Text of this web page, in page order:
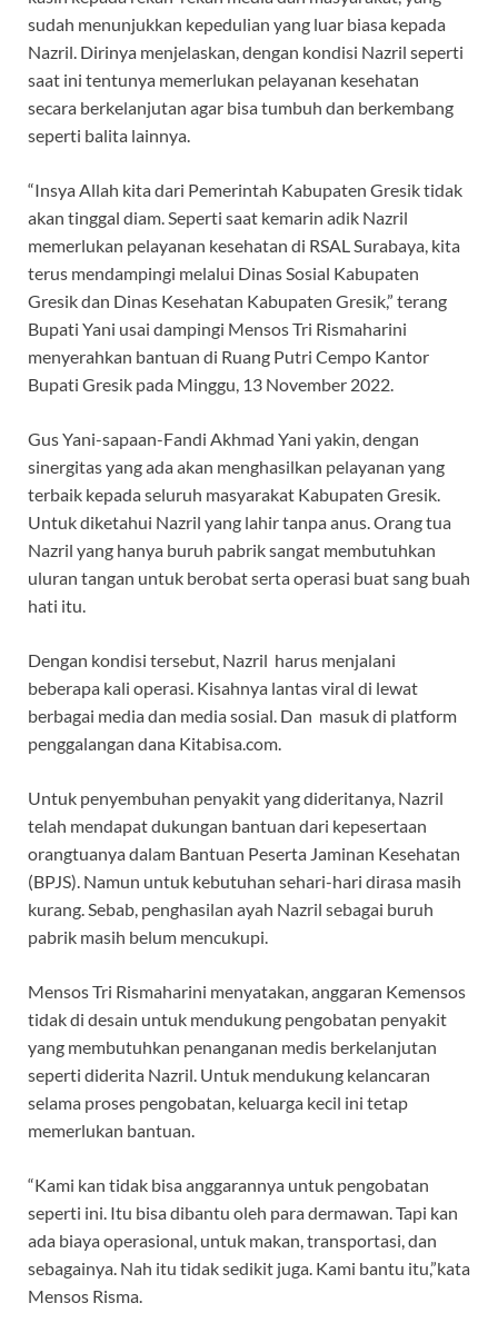
sudah menunjukkan kepedulian yang luar biasa kepada
Nazril. Dirinya menjelaskan, dengan kondisi Nazril seperti
saat ini tentunya memerlukan pelayanan kesehatan
secara berkelanjutan agar bisa tumbuh dan berkembang
seperti balita lainnya.
“Insya Allah kita dari Pemerintah Kabupaten Gresik tidak
akan tinggal diam. Seperti saat kemarin adik Nazril
memerlukan pelayanan kesehatan di RSAL Surabaya, kita
terus mendampingi melalui Dinas Sosial Kabupaten
Gresik dan Dinas Kesehatan Kabupaten Gresik,” terang
Bupati Yani usai dampingi Mensos Tri Rismaharini
menyerahkan bantuan di Ruang Putri Cempo Kantor
Bupati Gresik pada Minggu, 13 November 2022.
Gus Yani-sapaan-Fandi Akhmad Yani yakin, dengan
sinergitas yang ada akan menghasilkan pelayanan yang
terbaik kepada seluruh masyarakat Kabupaten Gresik.
Untuk diketahui Nazril yang lahir tanpa anus. Orang tua
Nazril yang hanya buruh pabrik sangat membutuhkan
uluran tangan untuk berobat serta operasi buat sang buah
hati itu.
Dengan kondisi tersebut, Nazril harus menjalani
beberapa kali operasi. Kisahnya lantas viral di lewat
berbagai media dan media sosial. Dan masuk di platform
penggalangan dana Kitabisa.com.
Untuk penyembuhan penyakit yang dideritanya, Nazril
telah mendapat dukungan bantuan dari kepesertaan
orangtuanya dalam Bantuan Peserta Jaminan Kesehatan
(BPJS). Namun untuk kebutuhan sehari-hari dirasa masih
kurang. Sebab, penghasilan ayah Nazril sebagai buruh
pabrik masih belum mencukupi.
Mensos Tri Rismaharini menyatakan, anggaran Kemensos
tidak di desain untuk mendukung pengobatan penyakit
yang membutuhkan penanganan medis berkelanjutan
seperti diderita Nazril. Untuk mendukung kelancaran
selama proses pengobatan, keluarga kecil ini tetap
memerlukan bantuan.
“Kami kan tidak bisa anggarannya untuk pengobatan
seperti ini. Itu bisa dibantu oleh para dermawan. Tapi kan
ada biaya operasional, untuk makan, transportasi, dan
sebagainya. Nah itu tidak sedikit juga. Kami bantu itu,”kata
Mensos Risma.